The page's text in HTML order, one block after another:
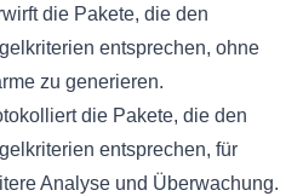
die Pakete, die den
entsprechen, ohne
zu generieren.
die Pakete, die den
entsprechen, für
Analyse und Überwachung.